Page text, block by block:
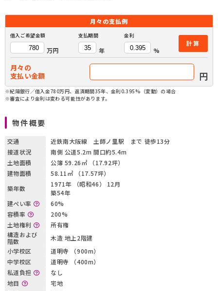
月々の支払例
借入ご希望金額
万円
支払期間
年
金利
%
計算
月々の
支払い金額
円
※紀陽銀行／借入金780万円、返済期間35年、金利0.395%（変動）の場合
※審査により金利は変わる可能性があります。
物件概要
交通
近鉄南大阪線 土師ノ里駅 まで 徒歩13分
接道状況
南側 公道5.2m 間口約5.4m
土地面積
公簿 59.26㎡ （17.92坪）
建物面積
58.11㎡ （17.57坪）
築年数
1971年 （昭和46） 12月
築54年
建ぺい率
60%
容積率
200%
土地権利
所有権
構造および
階数
木造 地上2階建
小学校区
道明寺 （900m）
中学校区
道明寺 （400m）
私道負担
なし
地目
宅地